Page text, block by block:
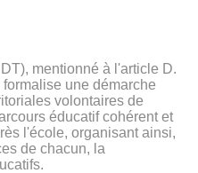
mentionné à l'article D.
une démarche
volontaires de
éducatif cohérent et
l'école, organisant ainsi,
de chacun, la